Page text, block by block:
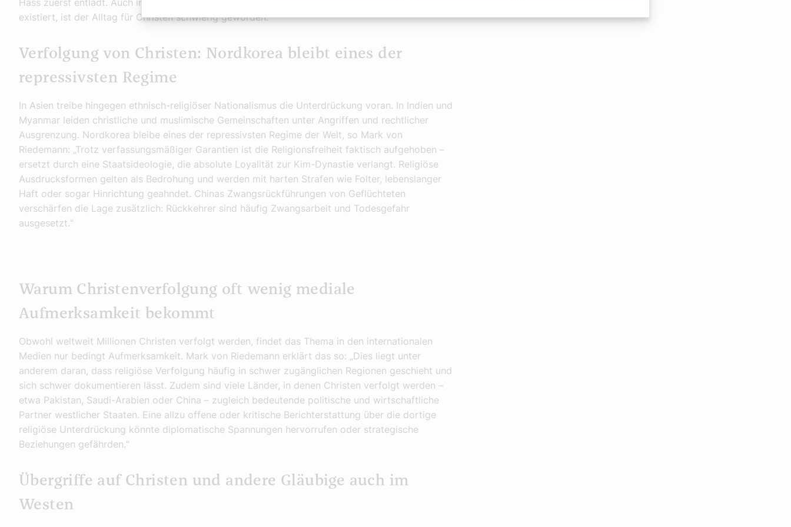
Hass zuerst entlädt. Auch in Staaten, in denen der fundamentalistische Islam ungebremst
existiert, ist der Alltag für Christen schwierig geworden.“
Verfolgung von Christen: Nordkorea bleibt eines der
repressivsten Regime
In Asien treibe hingegen ethnisch-religiöser Nationalismus die Unterdrückung voran. In Indien und
Myanmar leiden christliche und muslimische Gemeinschaften unter Angriffen und rechtlicher
Ausgrenzung. Nordkorea bleibe eines der repressivsten Regime der Welt, so Mark von
Riedemann: „Trotz verfassungsmäßiger Garantien ist die Religionsfreiheit faktisch aufgehoben –
ersetzt durch eine Staatsideologie, die absolute Loyalität zur Kim-Dynastie verlangt. Religiöse
Ausdrucksformen gelten als Bedrohung und werden mit harten Strafen wie Folter, lebenslanger
Haft oder sogar Hinrichtung geahndet. Chinas Zwangsrückführungen von Geflüchteten
verschärfen die Lage zusätzlich: Rückkehrer sind häufig Zwangsarbeit und Todesgefahr
ausgesetzt.“
Warum Christenverfolgung oft wenig mediale
Aufmerksamkeit bekommt
Obwohl weltweit Millionen Christen verfolgt werden, findet das Thema in den internationalen
Medien nur bedingt Aufmerksamkeit. Mark von Riedemann erklärt das so: „Dies liegt unter
anderem daran, dass religiöse Verfolgung häufig in schwer zugänglichen Regionen geschieht und
sich schwer dokumentieren lässt. Zudem sind viele Länder, in denen Christen verfolgt werden –
etwa Pakistan, Saudi-Arabien oder China – zugleich bedeutende politische und wirtschaftliche
Partner westlicher Staaten. Eine allzu offene oder kritische Berichterstattung über die dortige
religiöse Unterdrückung könnte diplomatische Spannungen hervorrufen oder strategische
Beziehungen gefährden.“
Übergriffe auf Christen und andere Gläubige auch im
Westen